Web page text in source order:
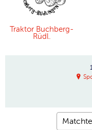
Traktor Buchberg-
Rüdl.